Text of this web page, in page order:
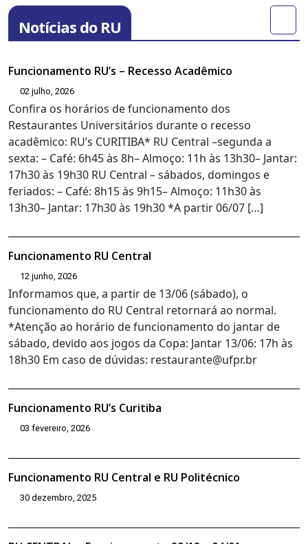
Notícias do RU
Funcionamento RU’s – Recesso Acadêmico
02 julho, 2026
Confira os horários de funcionamento dos
Restaurantes Universitários durante o recesso
acadêmico: RU’s CURITIBA* RU Central –segunda a
sexta: – Café: 6h45 às 8h– Almoço: 11h às 13h30– Jantar:
17h30 às 19h30 RU Central – sábados, domingos e
feriados: – Café: 8h15 às 9h15– Almoço: 11h30 às
13h30– Jantar: 17h30 às 19h30 *A partir 06/07 […]
Funcionamento RU Central
12 junho, 2026
Informamos que, a partir de 13/06 (sábado), o
funcionamento do RU Central retornará ao normal.
*Atenção ao horário de funcionamento do jantar de
sábado, devido aos jogos da Copa: Jantar 13/06: 17h às
18h30 Em caso de dúvidas: restaurante@ufpr.br
Funcionamento RU’s Curitiba
03 fevereiro, 2026
Funcionamento RU Central e RU Politécnico
30 dezembro, 2025